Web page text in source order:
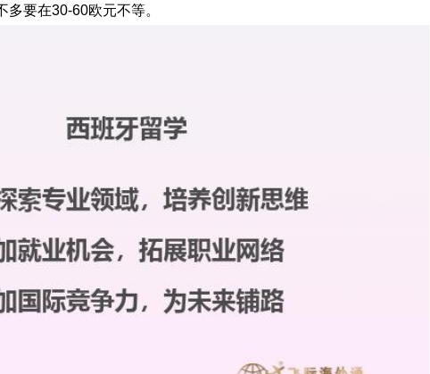
要在30-60欧元不等。